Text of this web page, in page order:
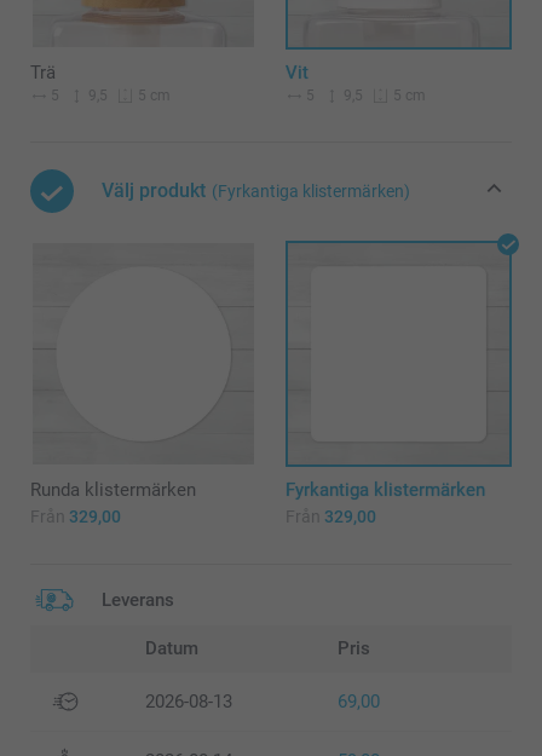
Trä
5 9,5 5 cm
Vit
5 9,5 5 cm
Välj produkt (Fyrkantiga klistermärken)
Runda klistermärken
Från 329,00
Fyrkantiga klistermärken
Från 329,00
Leverans
Datum Pris
2026-08-13 69,00